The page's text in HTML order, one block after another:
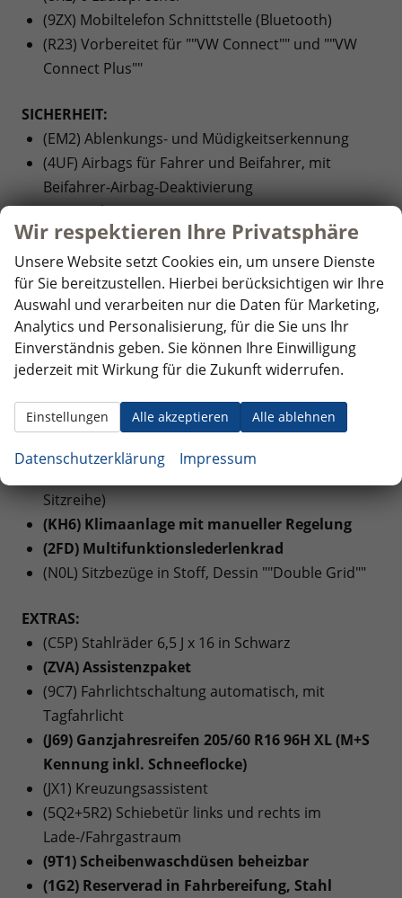
(9ZX) Mobiltelefon Schnittstelle (Bluetooth)
(R23) Vorbereitet für ""VW Connect"" und ""VW
Connect Plus""
SICHERHEIT:
(EM2) Ablenkungs- und Müdigkeitserkennung
(4UF) Airbags für Fahrer und Beifahrer, mit
Beifahrer-Airbag-Deaktivierung
(8J3) Notbremsassistent ""Front Assist"" mit
Fußgänger- und Radfahrererkennung
(6C6) Seiten- und Kopfairbag für Fahrer und
Beifahrer, Kopfairbags für die äußeren Sitzplätze
hinten und Mittenairbag vorn
INNENAUSSTATTUNG UND KOMFORT:
(6XP) Außenspiegel elektrisch anklapp-,
einstell- und beheizbar
(3L1) Höheneinstellung für Sitz links, manuell
(3A0) Kindersitzverankerung (I-Size) und Top
Sitzreihe)
(KH6) Klimaanlage mit manueller Regelung
(2FD) Multifunktionslederlenkrad
(N0L) Sitzbezüge in Stoff, Dessin ""Double Grid""
EXTRAS:
(C5P) Stahlräder 6,5 J x 16 in Schwarz
(ZVA) Assistenzpaket
(9C7) Fahrlichtschaltung automatisch, mit
Tagfahrlicht
(J69) Ganzjahresreifen 205/60 R16 96H XL (M+S
Kennung inkl. Schneeflocke)
(JX1) Kreuzungsassistent
(5Q2+5R2) Schiebetür links und rechts im
Lade-/Fahrgastraum
(9T1) Scheibenwaschdüsen beheizbar
(1G2) Reserverad in Fahrbereifung, Stahl
Wir respektieren Ihre Privatsphäre
Unsere Website setzt Cookies ein, um unsere Dienste
für Sie bereitzustellen. Hierbei berücksichtigen wir Ihre
Auswahl und verarbeiten nur die Daten für Marketing,
Analytics und Personalisierung, für die Sie uns Ihr
Einverständnis geben. Sie können Ihre Einwilligung
jederzeit mit Wirkung für die Zukunft widerrufen.
Alle akzeptieren Alle ablehnen
Einstellungen
Datenschutzerklärung Impressum